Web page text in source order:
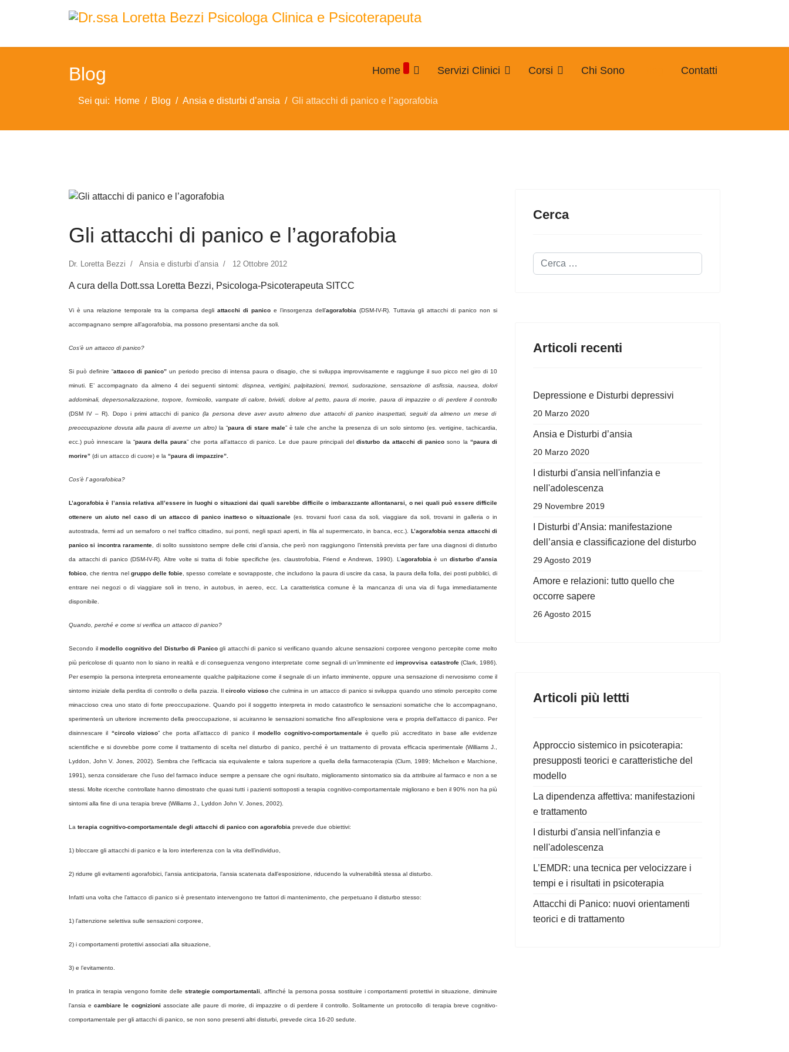
Home Servizi Clinici Corsi Chi Sono Contatti
Blog
Sei qui: Home Blog Ansia e disturbi d’ansia Gli attacchi di panico e l’agorafobia
Gli attacchi di panico e l’agorafobia
Dr. Loretta Bezzi Ansia e disturbi d’ansia 12 Ottobre 2012
A cura della Dott.ssa Loretta Bezzi, Psicologa-Psicoterapeuta SITCC
Vi è una relazione temporale tra la comparsa degli attacchi di panico e l’insorgenza dell’agorafobia (DSM-IV-R). Tuttavia gli attacchi di panico non si
accompagnano sempre all’agorafobia, ma possono presentarsi anche da soli.
Cos’è un attacco di panico?
Si può definire “attacco di panico” un periodo preciso di intensa paura o disagio, che si sviluppa improvvisamente e raggiunge il suo picco nel giro di 10
minuti. E’ accompagnato da almeno 4 dei seguenti sintomi: dispnea, vertigini, palpitazioni, tremori, sudorazione, sensazione di asfissia, nausea, dolori
addominali, depersonalizzazione, torpore, formicolio, vampate di calore, brividi, dolore al petto, paura di morire, paura di impazzire o di perdere il controllo
(DSM IV – R). Dopo i primi attacchi di panico(la persona deve aver avuto almeno due attacchi di panico inaspettati, seguiti da almeno un mese di
preoccupazione dovuta alla paura di averne un altro)la “paura di stare male” è tale che anche la presenza di un solo sintomo (es. vertigine, tachicardia,
ecc.) può innescare la “paura della paura” che porta all’attacco di panico. Le due paure principali deldisturbo da attacchi di panico sono la “paura di
morire” (di un attacco di cuore) e la “paura di impazzire”.
Cos’è l’ agorafobica?
L’agorafobia è l’ansia relativa all’essere in luoghi o situazioni dai quali sarebbe difficile o imbarazzante allontanarsi, o nei quali può essere difficile
ottenere un aiuto nel caso di un attacco di panico inatteso o situazionale (es. trovarsi fuori casa da soli, viaggiare da soli, trovarsi in galleria o in
autostrada, fermi ad un semaforo o nel traffico cittadino, sui ponti, negli spazi aperti, in fila al supermercato, in banca, ecc.). L’agorafobia senza attacchi di
panico si incontra raramente , di solito sussistono sempre delle crisi d’ansia, che però non raggiungono l’intensità prevista per fare una diagnosi di disturbo
da attacchi di panico (DSM-IV-R). Altre volte si tratta di fobie specifiche (es. claustrofobia, Friend e Andrews, 1990). L’agorafobiaè undisturbo d’ansia
fobico , che rientra nel gruppo delle fobie , spesso correlate e sovrapposte, che includono la paura di uscire da casa, la paura della folla, dei posti pubblici, di
entrare nei negozi o di viaggiare soli in treno, in autobus, in aereo, ecc. La caratteristica comune è la mancanza di una via di fuga immediatamente
disponibile.
Quando, perché e come si verifica un attacco di panico?
Secondo ilmodello cognitivo del Disturbo di Panicogli attacchi di panico si verificano quando alcune sensazioni corporee vengono percepite come molto
più pericolose di quanto non lo siano in realtà e di conseguenza vengono interpretate come segnali di un’imminente edimprovvisa catastrofe(Clark, 1986).
Per esempio la persona interpreta erroneamente qualche palpitazione come il segnale di un infarto imminente, oppure una sensazione di nervosismo come il
sintomo iniziale della perdita di controllo o della pazzia. Ilcircolo viziosoche culmina in un attacco di panico si sviluppa quando uno stimolo percepito come
minaccioso crea uno stato di forte preoccupazione. Quando poi il soggetto interpreta in modo catastrofico le sensazioni somatiche che lo accompagnano,
sperimenterà un ulteriore incremento della preoccupazione, si acuiranno le sensazioni somatiche fino all’esplosione vera e propria dell’attacco di panico. Per
disinnescare il “circolo vizioso” che porta all’attacco di panico ilmodello cognitivo-comportamentaleè quello più accreditato in base alle evidenze
scientifiche e si dovrebbe porre come il trattamento di scelta nel disturbo di panico, perché è un trattamento di provata efficacia sperimentale (Williams J.,
Lyddon, John V. Jones, 2002). Sembra che l’efficacia sia equivalente e talora superiore a quella della farmacoterapia (Clum, 1989; Michelson e Marchione,
1991), senza considerare che l’uso del farmaco induce sempre a pensare che ogni risultato, miglioramento sintomatico sia da attribuire al farmaco e non a se
stessi. Molte ricerche controllate hanno dimostrato che quasi tutti i pazienti sottoposti a terapia cognitivo-comportamentale migliorano e ben il 90% non ha più
sintomi alla fine di una terapia breve (Williams J., Lyddon John V. Jones, 2002).
La terapia cognitivo-comportamentale degli attacchi di panico con agorafobia prevede due obiettivi:
1) bloccare gli attacchi di panico e la loro interferenza con la vita dell’individuo,
2) ridurre gli evitamenti agorafobici, l’ansia anticipatoria, l’ansia scatenata dall’esposizione, riducendo la vulnerabilità stessa al disturbo.
Infatti una volta che l’attacco di panico si è presentato intervengono tre fattori di mantenimento, che perpetuano il disturbo stesso:
1) l’attenzione selettiva sulle sensazioni corporee,
2) i comportamenti protettivi associati alla situazione,
3) e l’evitamento.
In pratica in terapia vengono fornite delle strategie comportamentali , affinché la persona possa sostituire i comportamenti protettivi in situazione, diminuire
l’ansia ecambiare le cognizioni associate alle paure di morire, di impazzire o di perdere il controllo. Solitamente un protocollo di terapia breve cognitivo-
comportamentale per gli attacchi di panico, se non sono presenti altri disturbi, prevede circa 16-20 sedute.
Cerca
Cerca...
Articoli recenti
Depressione e Disturbi depressivi
20 Marzo 2020
Ansia e Disturbi d’ansia
20 Marzo 2020
I disturbi d'ansia nell'infanzia e
nell'adolescenza
29 Novembre 2019
I Disturbi d’Ansia: manifestazione
dell’ansia e classificazione del disturbo
29 Agosto 2019
Amore e relazioni: tutto quello che
occorre sapere
26 Agosto 2015
Articoli più lettti
Approccio sistemico in psicoterapia:
presupposti teorici e caratteristiche del
modello
La dipendenza affettiva: manifestazioni
e trattamento
I disturbi d'ansia nell'infanzia e
nell'adolescenza
L’EMDR: una tecnica per velocizzare i
tempi e i risultati in psicoterapia
Attacchi di Panico: nuovi orientamenti
teorici e di trattamento